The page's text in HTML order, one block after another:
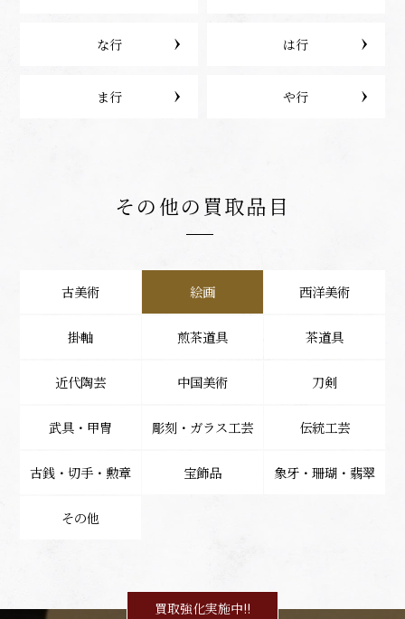
な行 は行
ま行 や行
その他の買取品目
古美術 絵画 西洋美術
掛軸 煎茶道具 茶道具
近代陶芸 中国美術 刀剣
武具・甲冑 彫刻・ガラス工芸 伝統工芸
古銭・切手・勲章 宝飾品 象牙・珊瑚・翡翠
その他
買取強化実施中!!